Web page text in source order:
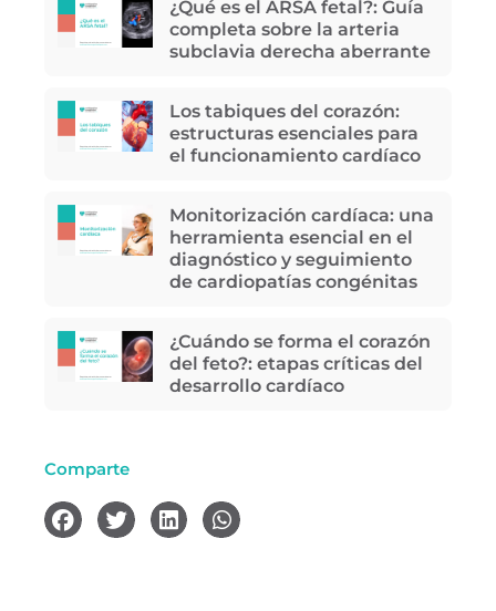
¿Qué es el ARSA fetal?: Guía
completa sobre la arteria
subclavia derecha aberrante
Los tabiques del corazón:
estructuras esenciales para
el funcionamiento cardíaco
Monitorización cardíaca: una
herramienta esencial en el
diagnóstico y seguimiento
de cardiopatías congénitas
¿Cuándo se forma el corazón
del feto?: etapas críticas del
desarrollo cardíaco
Comparte